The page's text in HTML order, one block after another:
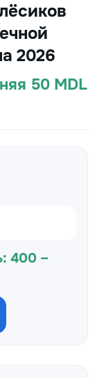
2026
50 MDL
400 –